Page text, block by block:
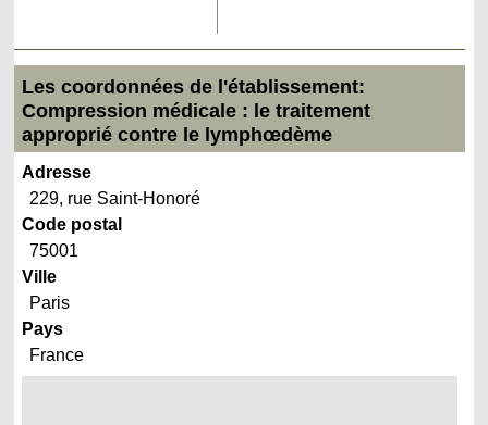
Les coordonnées de l'établissement:
Compression médicale : le traitement
approprié contre le lymphœdème
Adresse
229, rue Saint-Honoré
Code postal
75001
Ville
Paris
Pays
France